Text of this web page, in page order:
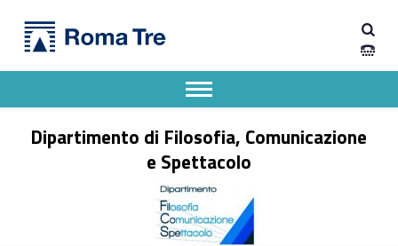
Prof.ssa FRANCESCA IANNELLI ricerca - Dipartimento di Filosofia, Comunicazione e Spettacolo
Dipartimento di Filosofia, Comunicazione
e Spettacolo
Apri il menu secondario
Header info sidebar